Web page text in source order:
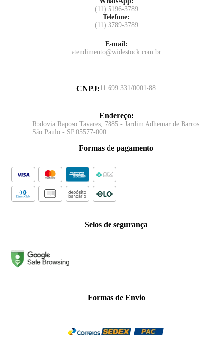
(11) 5196-3789
Telefone:
(11) 3789-3789
E-mail:
atendimento@widestock.com.br
CNPJ:11.699.331/0001-88
Endereço:
Rodovia Raposo Tavares, 7885 - Jardim Adhemar de Barros
São Paulo - SP 05577-000
Formas de pagamento
Selos de segurança
Formas de Envio